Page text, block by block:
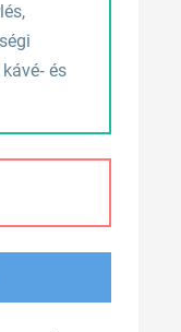
és